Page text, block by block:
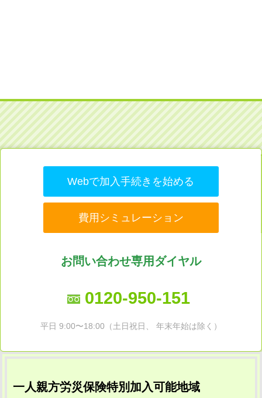
Webで加入手続きを始める
費用シミュレーション
お問い合わせ専用ダイヤル
0120-950-151
平日 9:00〜18:00（土日祝日、 年末年始は除く）
一人親方労災保険特別加入可能地域